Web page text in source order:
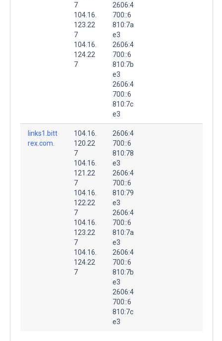
7
104.16.
123.22
7
104.16.
124.22
7
2606:4
700::6
810:7a
e3
2606:4
700::6
810:7b
e3
2606:4
700::6
810:7c
e3
links1.bitt
rex.com.
104.16.
120.22
7
104.16.
121.22
7
104.16.
122.22
7
104.16.
123.22
7
104.16.
124.22
7
2606:4
700::6
810:78
e3
2606:4
700::6
810:79
e3
2606:4
700::6
810:7a
e3
2606:4
700::6
810:7b
e3
2606:4
700::6
810:7c
e3